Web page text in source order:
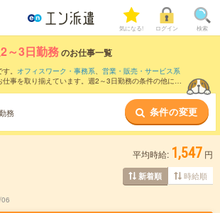
気になる! ログイン 検索
～3日勤務のお仕事一覧
。 オフィスワーク・事務系、 営業・販売・サービス系
仕事を取り揃えています。週2～3日勤務の条件の他に、
務 条件の変更
平均時給: 1,547 円
新着順 時給順